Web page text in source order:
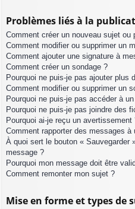
Problèmes liés à la
Comment créer un nouveau sujet ou
Comment modifier ou supprimer un
Comment ajouter une signature à
Comment créer un sondage ?
Pourquoi ne puis-je pas ajouter plus
Comment modifier ou supprimer un
Pourquoi ne puis-je pas accéder à
Pourquoi ne puis-je pas joindre des
Pourquoi ai-je reçu un avertissement
Comment rapporter des messages à
À quoi sert le bouton « Sauvegarder
message ?
Pourquoi mon message doit être
Comment remonter mon sujet ?
Mise en forme et types de